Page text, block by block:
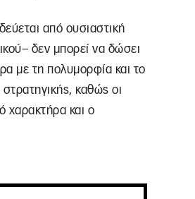
από ουσιαστική
δεν μπορεί να δώσει
με τη πολυμορφία και το
καθώς οι
χαρακτήρα και ο